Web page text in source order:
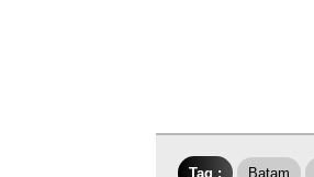
Tag : Batam